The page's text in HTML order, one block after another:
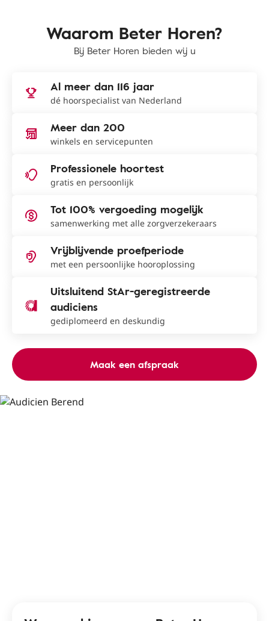
Waarom Beter Horen?
Bij Beter Horen bieden wij u
Al meer dan 116 jaar
dé hoorspecialist van Nederland
Meer dan 200
winkels en servicepunten
Professionele hoortest
gratis en persoonlijk
Tot 100% vergoeding mogelijk
samenwerking met alle zorgverzekeraars
Vrijblijvende proefperiode
met een persoonlijke hooroplossing
Uitsluitend StAr-geregistreerde
audiciens
gediplomeerd en deskundig
Maak een afspraak